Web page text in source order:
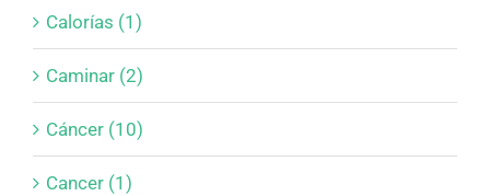
Calorías (1)
Caminar (2)
Cáncer (10)
Cancer (1)